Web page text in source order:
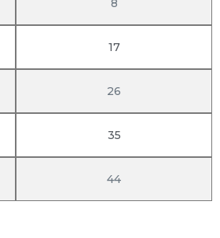
8
17
26
35
44